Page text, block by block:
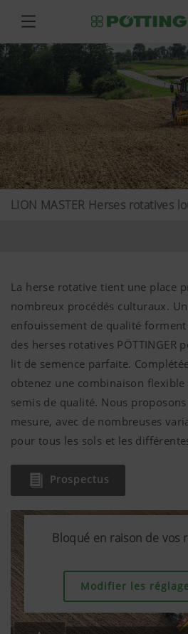
LION MASTER Herses rotatives
La herse rotative tient une place
nombreux procédés culturaux.
enfouissement de qualité
des herses rotatives PÖTTINGER
lit de semence parfaite.
obtenez une combinaison
semis de qualité. Nous
mesure, avec de nombreuses
pour tous les sols et les
Prospectus
Bloqué en raison de vos
Modifier les
Bloqué en raison de vos
Modifier les